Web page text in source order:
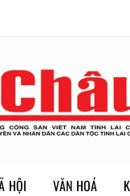
HỘI VĂN HOÁ